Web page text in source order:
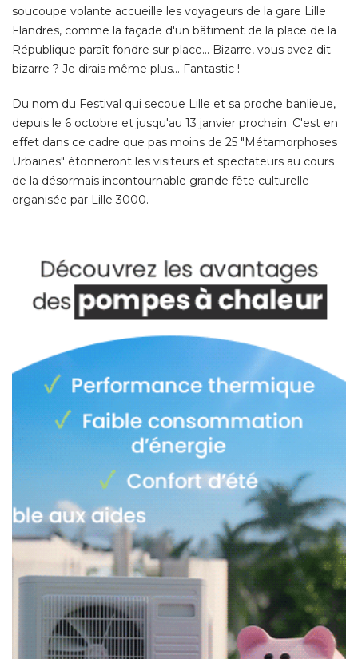
soucoupe volante accueille les voyageurs de la gare Lille
Flandres, comme la façade d'un bâtiment de la place de la
République paraît fondre sur place... Bizarre, vous avez dit
bizarre ? Je dirais même plus... Fantastic !
Du nom du Festival qui secoue Lille et sa proche banlieue,
depuis le 6 octobre et jusqu'au 13 janvier prochain. C'est en
effet dans ce cadre que pas moins de 25 "Métamorphoses
Urbaines" étonneront les visiteurs et spectateurs au cours
de la désormais incontournable grande fête culturelle
organisée par Lille 3000.